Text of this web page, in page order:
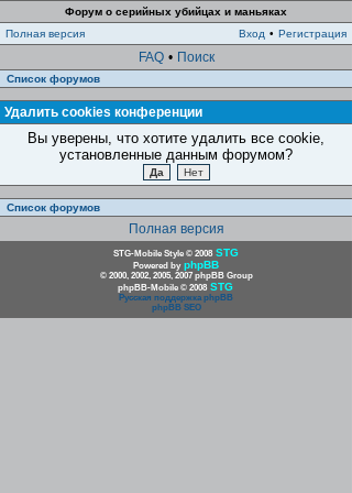
Форум о серийных убийцах и маньяках
Полная версия
Вход • Регистрация
FAQ • Поиск
Список форумов
Удалить cookies конференции
Вы уверены, что хотите удалить все cookie,
установленные данным форумом?
Список форумов
Полная версия
STG-Mobile Style © 2008 STG
Powered by phpBB
© 2000, 2002, 2005, 2007 phpBB Group
phpBB-Mobile © 2008 STG
Русская поддержка phpBB
phpBB SEO